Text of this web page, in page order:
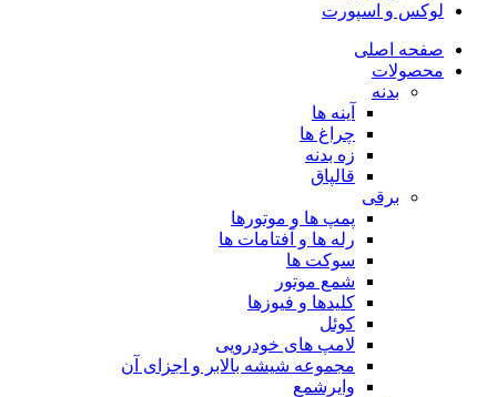
لوکس و اسپورت
صفحه اصلی
محصولات
بدنه
آینه ها
چراغ ها
زه بدنه
قالپاق
برقی
پمپ ها و موتورها
رله ها و آفتامات ها
سوکت ها
شمع موتور
کلیدها و فیوزها
کوئل
لامپ های خودرویی
مجموعه شیشه بالابر و اجزای آن
وایرشمع